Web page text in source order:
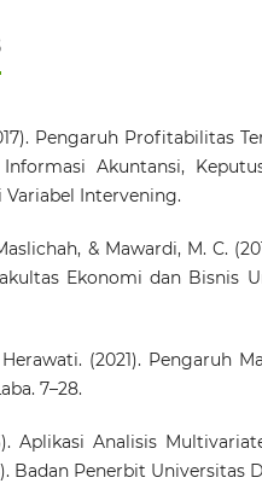
Pengaruh Profitabilitas
Akuntansi,
Variabel Intervening.
& Mawardi, M. C.
Ekonomi dan Bisnis
(2021). Pengaruh
7–28.
Aplikasi Analisis
Badan Penerbit Universitas